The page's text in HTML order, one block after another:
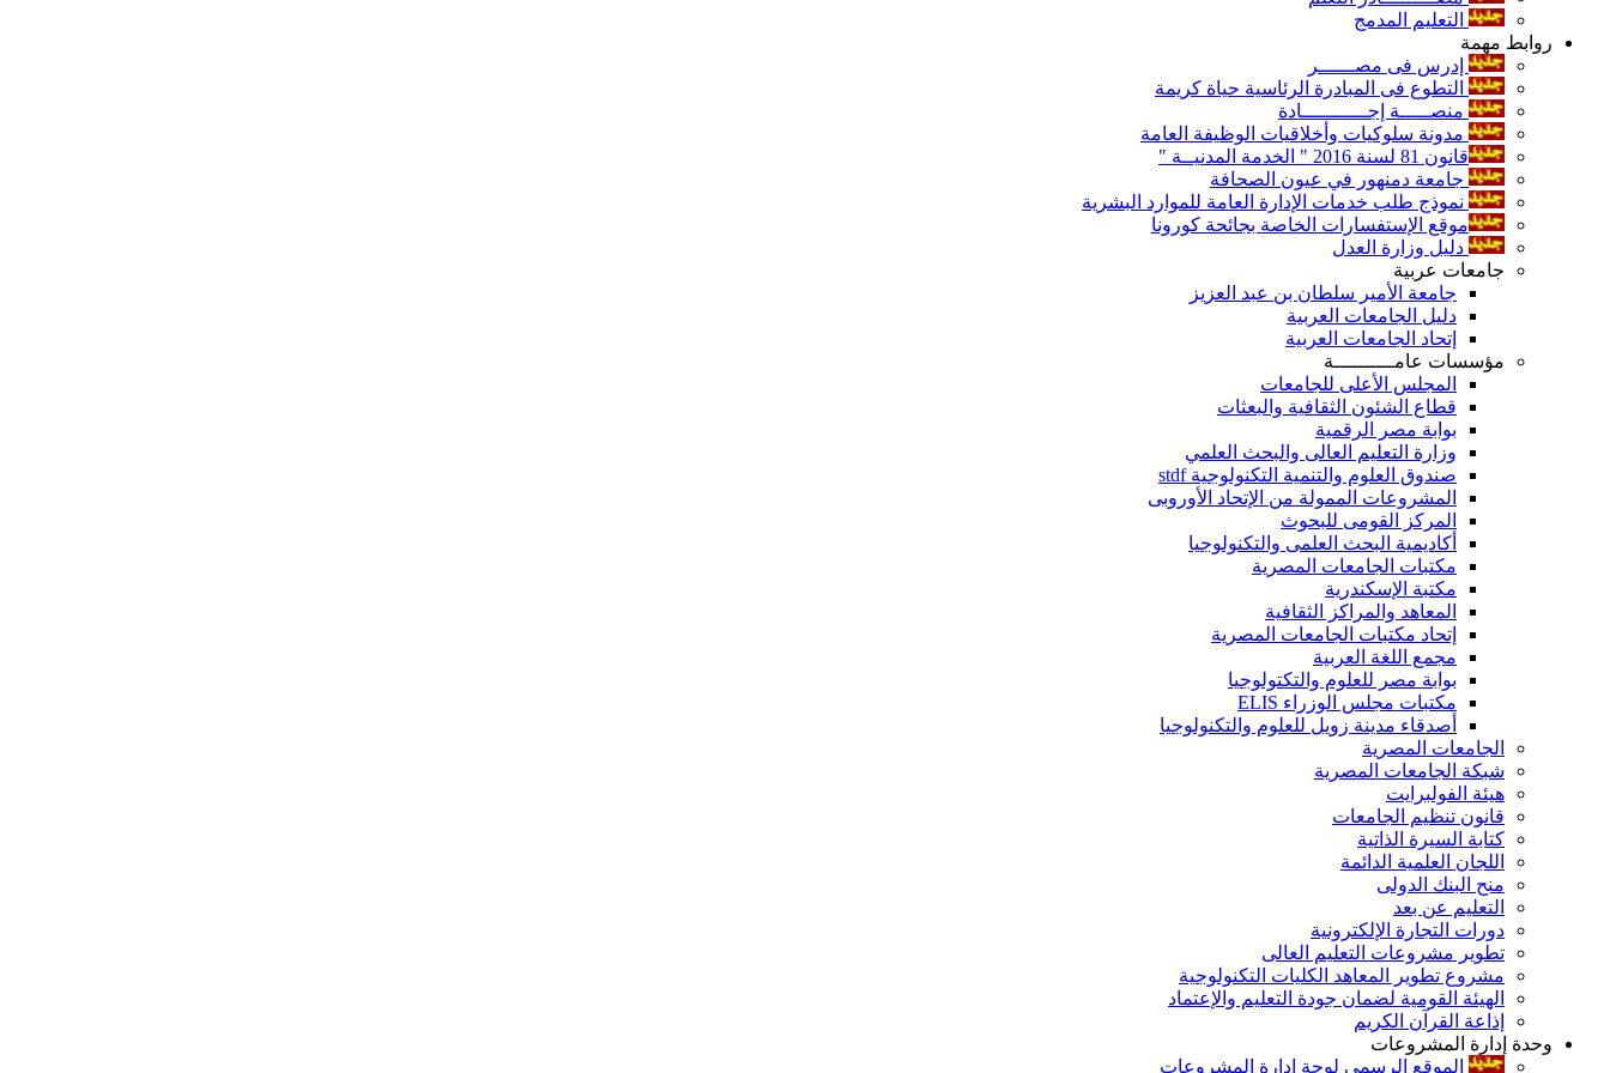
التعليم المدمج
روابط مهمة
إدرس فى مصــــــر
التطوع فى المبادرة الرئاسية حياة كريمة
منصـــــة إجـــــــــــادة
مدونة سلوكيات وأخلاقيات الوظيفة العامة
قانون 81 لسنة 2016 " الخدمة المدنيــة "
جامعة دمنهور في عيون الصحافة
نموذج طلب خدمات الإدارة العامة للموارد البشرية
موقع الإستفسارات الخاصة بجائحة كورونا
دليل وزارة العدل
جامعات عربية
جامعة الأمير سلطان بن عبد العزيز
دليل الجامعات العربية
إتحاد الجامعات العربية
مؤسسات عامــــــــــة
المجلس الأعلى للجامعات
قطاع الشئون الثقافية والبعثات
بوابة مصر الرقمية
وزارة التعليم العالى والبحث العلمي
صندوق العلوم والتنمية التكنولوجية stdf
المشروعات الممولة من الإتحاد الأوروبى
المركز القومى للبحوث
أكاديمية البحث العلمى والتكنولوجيا
مكتبات الجامعات المصرية
مكتبة الإسكندرية
المعاهد والمراكز الثقافية
إتحاد مكتبات الجامعات المصرية
مجمع اللغة العربية
بوابة مصر للعلوم والتكتولوجيا
مكتبات مجلس الوزراء ELIS
أصدقاء مدينة زويل للعلوم والتكنولوجيا
الجامعات المصرية
شبكة الجامعات المصرية
هيئة الفولبرايت
قانون تنظيم الجامعات
كتابة السيرة الذاتية
اللجان العلمية الدائمة
منح البنك الدولى
التعليم عن بعد
دورات التجارة الإلكترونية
تطوير مشروعات التعليم العالى
مشروع تطوير المعاهد الكليات التكنولوجية
الهيئة القومية لضمان جودة التعليم والإعتماد
إذاعة القرآن الكريم
وحدة إدارة المشروعات
الموقع الرسمى لوحة إدارة المشروعات